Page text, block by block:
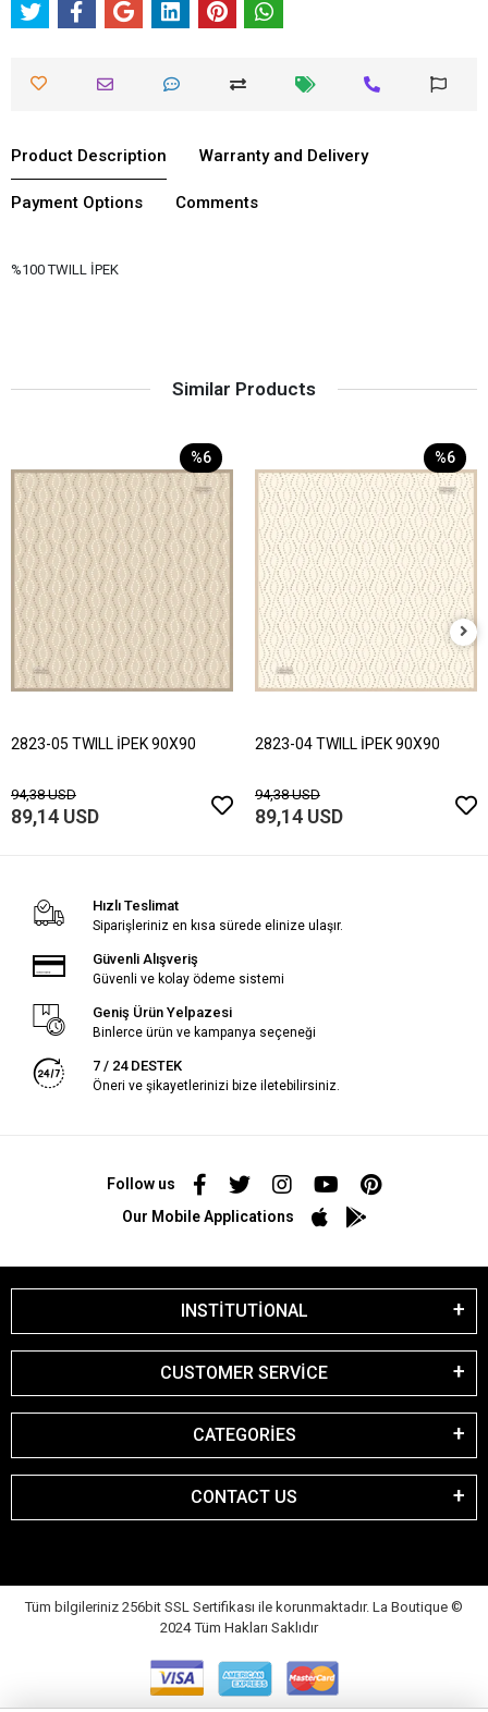
Product Description Warranty and Delivery
Payment Options Comments
%100 TWILL İPEK
Similar Products
%6
2823-05 TWILL İPEK 90X90
94,38 USD
89,14 USD
%6
2823-04 TWILL İPEK 90X90
94,38 USD
89,14 USD
Hızlı Teslimat
Siparişleriniz en kısa sürede elinize ulaşır.
Güvenli Alışveriş
Güvenli ve kolay ödeme sistemi
Geniş Ürün Yelpazesi
Binlerce ürün ve kampanya seçeneği
7 / 24 DESTEK
Öneri ve şikayetlerinizi bize iletebilirsiniz.
Follow us
Our Mobile Applications
INSTİTUTİONAL
CUSTOMER SERVİCE
CATEGORİES
CONTACT US
Tüm bilgileriniz 256bit SSL Sertifikası ile korunmaktadır. La Boutique ©
2024 Tüm Hakları Saklıdır